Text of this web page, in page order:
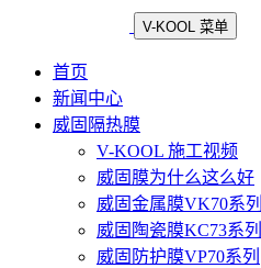
V-KOOL 菜单
首页
新闻中心
威固隔热膜
V-KOOL 施工视频
威固膜为什么这么好
威固金属膜VK70系列
威固陶瓷膜KC73系列
威固防护膜VP70系列